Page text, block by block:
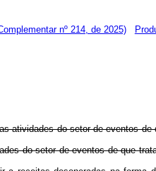
nº 214, de 2025)
atividades do setor de eventos
do setor de eventos de que